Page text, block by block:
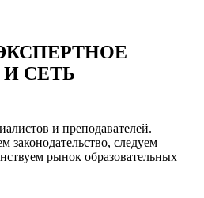
СЕТЬ
и преподавателей.
следуем
рынок образовательных